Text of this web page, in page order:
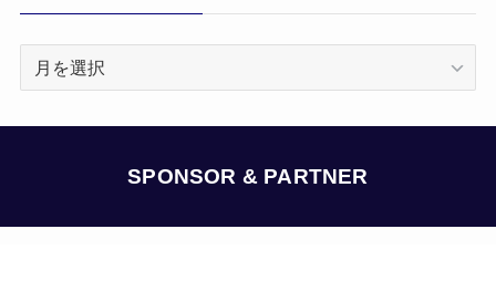
SPONSOR & PARTNER